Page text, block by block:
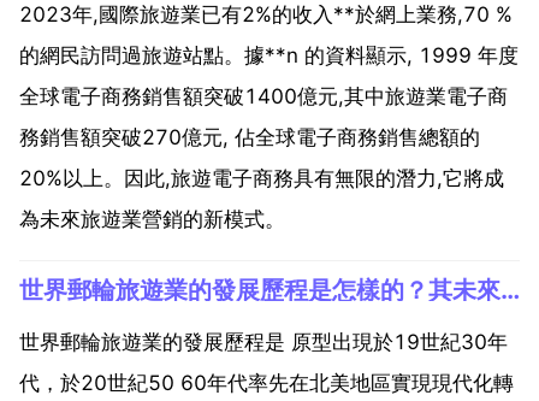
2023年,國際旅遊業已有2%的收入**於網上業務,70 %
的網民訪問過旅遊站點。據**n 的資料顯示, 1999 年度
全球電子商務銷售額突破1400億元,其中旅遊業電子商
務銷售額突破270億元, 佔全球電子商務銷售總額的
20%以上。因此,旅遊電子商務具有無限的潛力,它將成
為未來旅遊業營銷的新模式。
世界郵輪旅遊業的發展歷程是怎樣的？其未來發展趨勢如何
世界郵輪旅遊業的發展歷程是 原型出現於19世紀30年
代，於20世紀50 60年代率先在北美地區實現現代化轉